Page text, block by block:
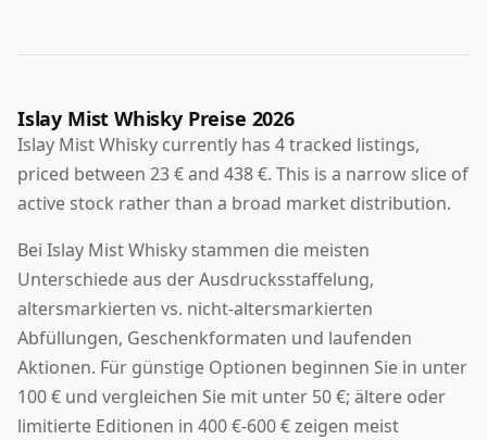
Islay Mist Whisky Preise 2026
Islay Mist Whisky currently has 4 tracked listings,
priced between 23 € and 438 €. This is a narrow slice of
active stock rather than a broad market distribution.
Bei Islay Mist Whisky stammen die meisten
Unterschiede aus der Ausdrucksstaffelung,
altersmarkierten vs. nicht-altersmarkierten
Abfüllungen, Geschenkformaten und laufenden
Aktionen. Für günstige Optionen beginnen Sie in unter
100 € und vergleichen Sie mit unter 50 €; ältere oder
limitierte Editionen in 400 €-600 € zeigen meist